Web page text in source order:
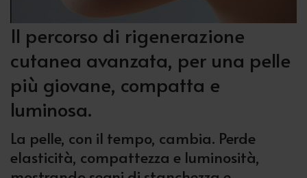
Il percorso di rigenerazione
cutanea avanzata, per una pelle
più giovane, compatta e
luminosa.
La pelle, con il tempo, cambia. Perde
elasticità, compattezza e luminosità,